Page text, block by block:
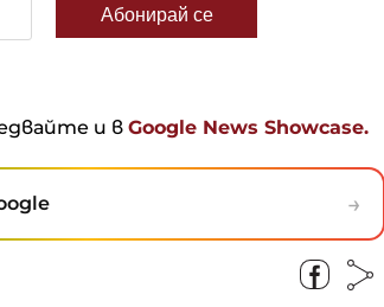
и в Google News Showcase.
→
с Оман за корабоплаването през
Ормузкия проток